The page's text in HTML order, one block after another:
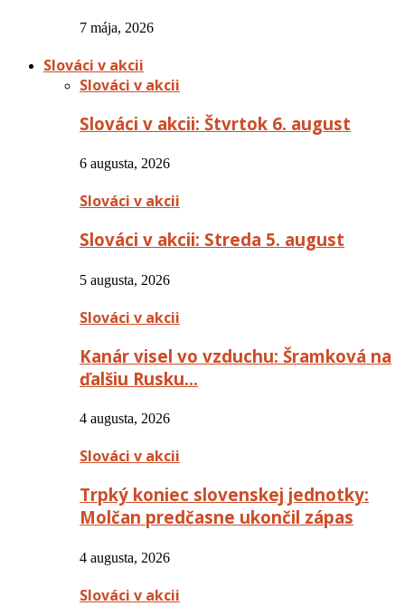
7 mája, 2026
Slováci v akcii
Slováci v akcii
Slováci v akcii: Štvrtok 6. august
6 augusta, 2026
Slováci v akcii
Slováci v akcii: Streda 5. august
5 augusta, 2026
Slováci v akcii
Kanár visel vo vzduchu: Šramková na
ďalšiu Rusku…
4 augusta, 2026
Slováci v akcii
Trpký koniec slovenskej jednotky:
Molčan predčasne ukončil zápas
4 augusta, 2026
Slováci v akcii